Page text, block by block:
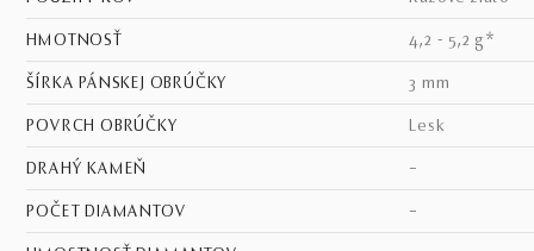
HMOTNOSŤ 4,2 - 5,2 g*
ŠÍRKA PÁNSKEJ OBRÚČKY 3 mm
POVRCH OBRÚČKY lesk
DRAHÝ KAMEŇ –
POČET DIAMANTOV –